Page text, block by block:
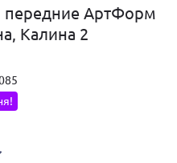
передние АртФорм
Калина 2